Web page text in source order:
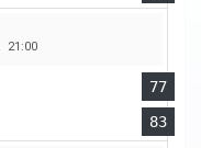
21:00
77
83